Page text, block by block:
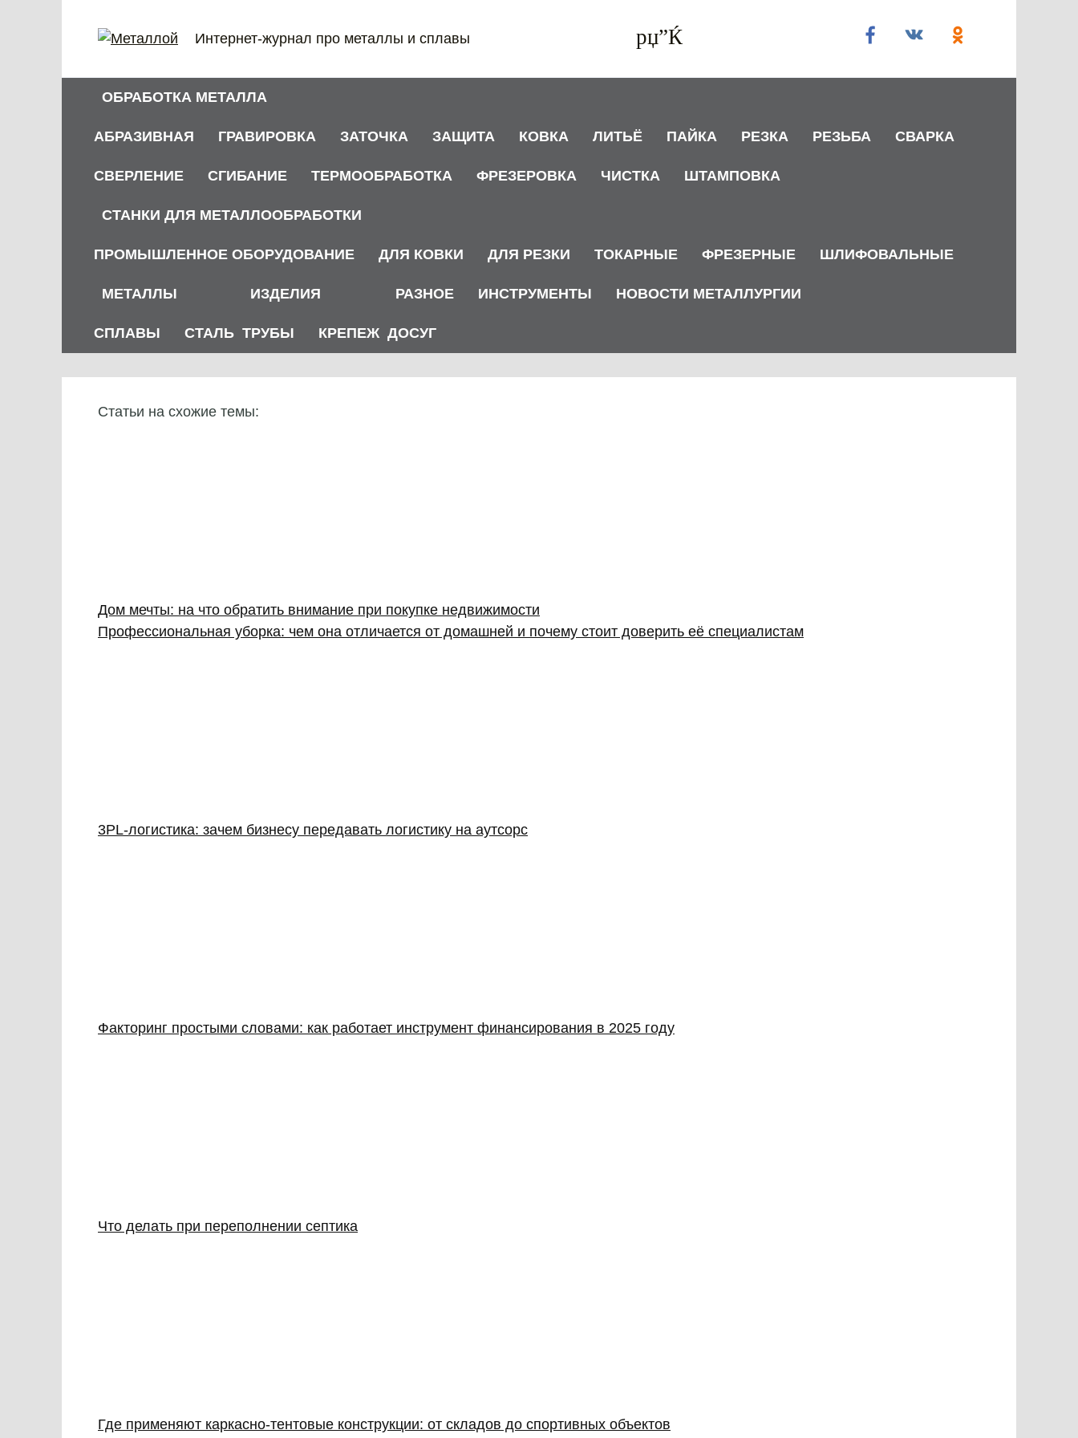
Интернет-журнал про металлы и сплавы
ОБРАБОТКА МЕТАЛЛА
АБРАЗИВНАЯ ГРАВИРОВКА ЗАТОЧКА ЗАЩИТА КОВКА ЛИТЬЁ ПАЙКА РЕЗКА РЕЗЬБА СВАРКА
СВЕРЛЕНИЕ СГИБАНИЕ ТЕРМООБРАБОТКА ФРЕЗЕРОВКА ЧИСТКА ШТАМПОВКА
СТАНКИ ДЛЯ МЕТАЛЛООБРАБОТКИ
ПРОМЫШЛЕННОЕ ОБОРУДОВАНИЕ ДЛЯ КОВКИ ДЛЯ РЕЗКИ ТОКАРНЫЕ ФРЕЗЕРНЫЕ ШЛИФОВАЛЬНЫЕ
МЕТАЛЛЫ
СПЛАВЫ СТАЛЬ
ИЗДЕЛИЯ
ТРУБЫ КРЕПЕЖ
РАЗНОЕ
ДОСУГ
ИНСТРУМЕНТЫ НОВОСТИ МЕТАЛЛУРГИИ
Статьи на схожие темы:
Дом мечты: на что обратить внимание при покупке недвижимости
Профессиональная уборка: чем она отличается от домашней и почему стоит доверить её специалистам
3PL‑логистика: зачем бизнесу передавать логистику на аутсорс
Факторинг простыми словами: как работает инструмент финансирования в 2025 году
Что делать при переполнении септика
Где применяют каркасно‑тентовые конструкции: от складов до спортивных объектов